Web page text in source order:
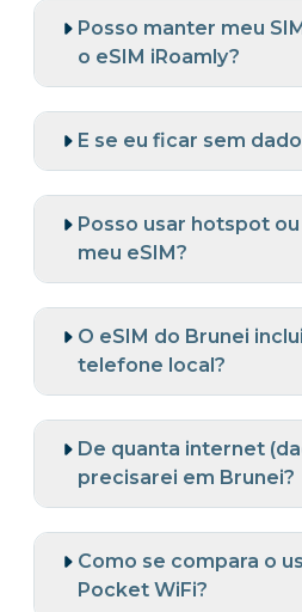
Posso manter meu
o eSIM iRoamly?
E se eu ficar sem
Posso usar hotspot
meu eSIM?
O eSIM do Brunei
telefone local?
De quanta internet
precisarei em Brunei?
Como se compara o
Pocket WiFi?